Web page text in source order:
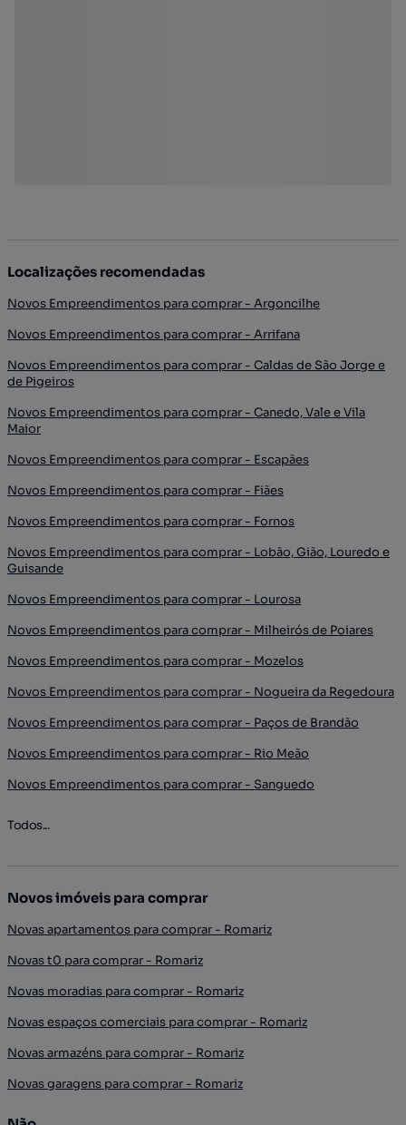
Localizações recomendadas
Novos Empreendimentos para comprar - Argoncilhe
Novos Empreendimentos para comprar - Arrifana
Novos Empreendimentos para comprar - Caldas de São Jorge e
de Pigeiros
Novos Empreendimentos para comprar - Canedo, Vale e Vila
Maior
Novos Empreendimentos para comprar - Escapães
Novos Empreendimentos para comprar - Fiães
Novos Empreendimentos para comprar - Fornos
Novos Empreendimentos para comprar - Lobão, Gião, Louredo e
Guisande
Novos Empreendimentos para comprar - Lourosa
Novos Empreendimentos para comprar - Milheirós de Poiares
Novos Empreendimentos para comprar - Mozelos
Novos Empreendimentos para comprar - Nogueira da Regedoura
Novos Empreendimentos para comprar - Paços de Brandão
Novos Empreendimentos para comprar - Rio Meão
Novos Empreendimentos para comprar - Sanguedo
Todos...
Novos imóveis para comprar
Novas apartamentos para comprar - Romariz
Novas t0 para comprar - Romariz
Novas moradias para comprar - Romariz
Novas espaços comerciais para comprar - Romariz
Novas armazéns para comprar - Romariz
Novas garagens para comprar - Romariz